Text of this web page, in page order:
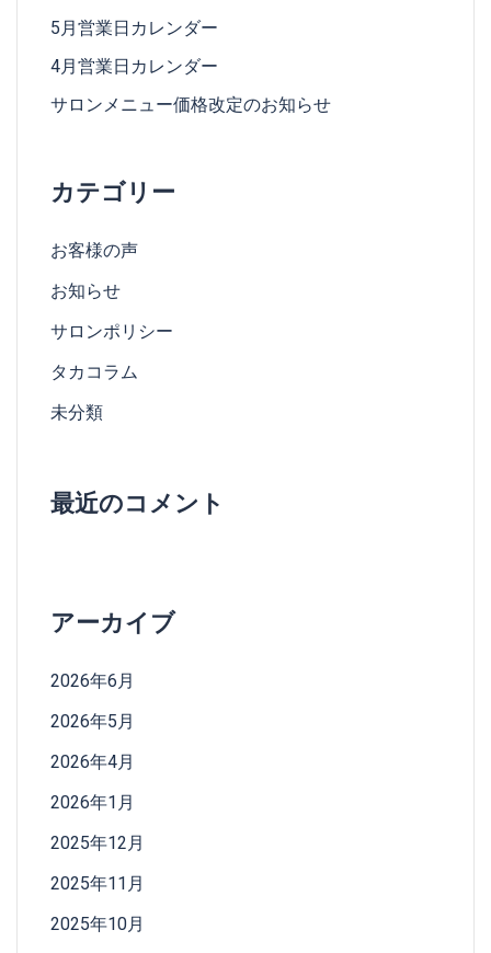
5月営業日カレンダー
4月営業日カレンダー
サロンメニュー価格改定のお知らせ
カテゴリー
お客様の声
お知らせ
サロンポリシー
タカコラム
未分類
最近のコメント
アーカイブ
2026年6月
2026年5月
2026年4月
2026年1月
2025年12月
2025年11月
2025年10月